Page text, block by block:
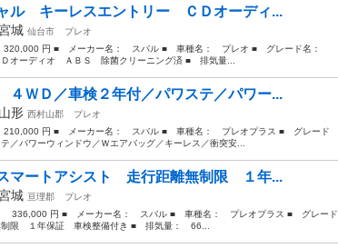
ル キーレスエントリー ＣＤオーディ...
城 仙台市
プレオ
円 ■ メーカー名： スバル ■ 車種名： プレオ ■ グレード名：
オーディオ ＡＢＳ 除菌クリーニング済 ■ 排気量...
ＷＤ／車検２年付／パワステ／パワー...
山形 西村山郡
プレオ
円 ■ メーカー名： スバル ■ 車種名： プレオプラス ■ グレード
パワーウィンドウ／Ｗエアバッグ／キーレス／衝突安...
マートアシスト 走行距離無制限 １年...
城 亘理郡
プレオ
336,000 円 ■ メーカー名： スバル ■ 車種名： プレオプラス ■ グレード
限 １年保証 車検整備付き ■ 排気量： 66...